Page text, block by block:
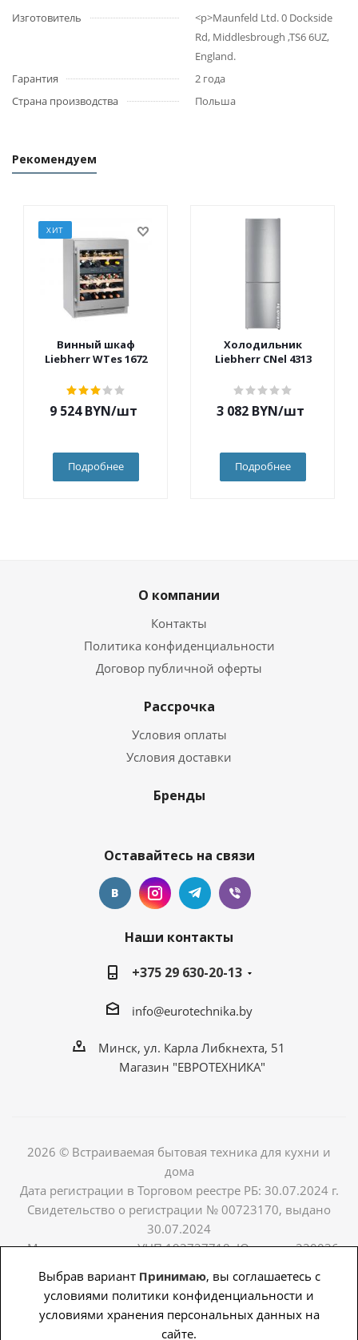
Выбрав вариант Принимаю, вы соглашаетесь с
условиями политики конфиденциальности и
условиями хранения персональных данных на
сайте.
Изготовитель
<p>Maunfeld Ltd. 0 Dockside
Rd, Middlesbrough ,TS6 6UZ,
England.
Гарантия
2 года
Страна производства
Польша
Рекомендуем
ХИТ
Винный шкаф
Liebherr WTes 1672
9 524BYN/шт
Подробнее
Холодильник
Liebherr CNel 4313
3 082BYN/шт
Подробнее
О компании
Контакты
Политика конфиденциальности
Договор публичной оферты
Рассрочка
Условия оплаты
Условия доставки
Бренды
Оставайтесь на связи
Наши контакты
+375 29 630-20-13
info@eurotechnika.by
Минск, ул. Карла Либкнехта, 51
Магазин "ЕВРОТЕХНИКА"
2026 © Встраиваемая бытовая техника для кухни и
дома
Дата регистрации в Торговом реестре РБ: 30.07.2024 г.
Свидетельство о регистрации № 00723170, выдано
30.07.2024
г. Мингорисполком. УНП 193727718. Юр.адрес:220036,
Либкнехта, д.51, пом. 2.
Продвижение сайта - PingWin.by